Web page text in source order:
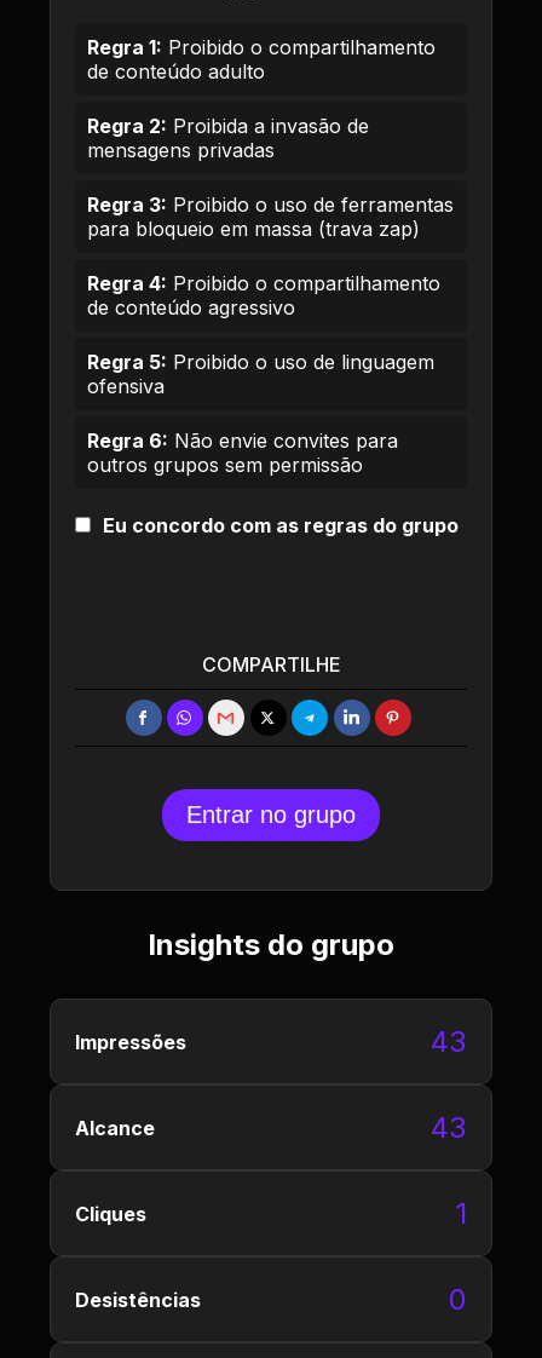
Regra 1: Proibido o compartilhamento
de conteúdo adulto
Regra 2: Proibida a invasão de
mensagens privadas
Regra 3: Proibido o uso de ferramentas
para bloqueio em massa (trava zap)
Regra 4: Proibido o compartilhamento
de conteúdo agressivo
Regra 5: Proibido o uso de linguagem
ofensiva
Regra 6: Não envie convites para
outros grupos sem permissão
Eu concordo com as regras do grupo
COMPARTILHE
Entrar no grupo
Insights do grupo
Impressões 43
Alcance 43
Cliques 1
Desistências 0